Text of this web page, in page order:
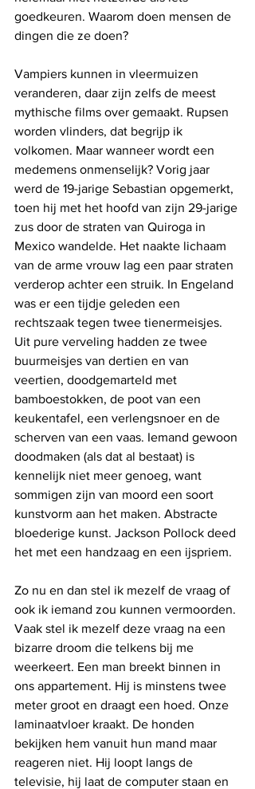
goedkeuren. Waarom doen mensen de
dingen die ze doen?
Vampiers kunnen in vleermuizen
veranderen, daar zijn zelfs de meest
mythische films over gemaakt. Rupsen
worden vlinders, dat begrijp ik
volkomen. Maar wanneer wordt een
medemens onmenselijk? Vorig jaar
werd de 19-jarige Sebastian opgemerkt,
toen hij met het hoofd van zijn 29-jarige
zus door de straten van Quiroga in
Mexico wandelde. Het naakte lichaam
van de arme vrouw lag een paar straten
verderop achter een struik. In Engeland
was er een tijdje geleden een
rechtszaak tegen twee tienermeisjes.
Uit pure verveling hadden ze twee
buurmeisjes van dertien en van
veertien, doodgemarteld met
bamboestokken, de poot van een
keukentafel, een verlengsnoer en de
scherven van een vaas. Iemand gewoon
doodmaken (als dat al bestaat) is
kennelijk niet meer genoeg, want
sommigen zijn van moord een soort
kunstvorm aan het maken. Abstracte
bloederige kunst. Jackson Pollock deed
het met een handzaag en een ijspriem.
Zo nu en dan stel ik mezelf de vraag of
ook ik iemand zou kunnen vermoorden.
Vaak stel ik mezelf deze vraag na een
bizarre droom die telkens bij me
weerkeert. Een man breekt binnen in
ons appartement. Hij is minstens twee
meter groot en draagt een hoed. Onze
laminaatvloer kraakt. De honden
bekijken hem vanuit hun mand maar
reageren niet. Hij loopt langs de
televisie, hij laat de computer staan en